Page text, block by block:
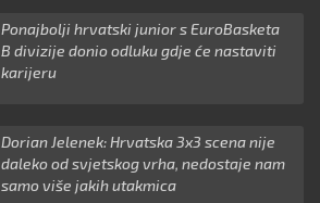
Ponajbolji hrvatski junior s EuroBasketa
B divizije donio odluku gdje će nastaviti
karijeru
Dorian Jelenek: Hrvatska 3x3 scena nije
daleko od svjetskog vrha, nedostaje nam
samo više jakih utakmica